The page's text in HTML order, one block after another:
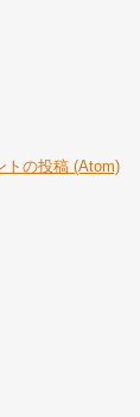
トの投稿 (Atom)